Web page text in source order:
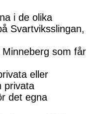
i de olika
Svartviksslingan,
som får
eller
privata
det egna